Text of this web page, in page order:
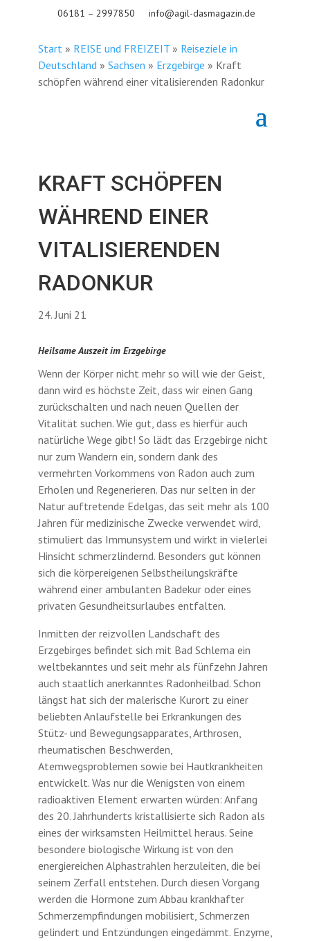
06181 – 2997850 info@agil-dasmagazin.de
Start» REISE und FREIZEIT» Reiseziele in
Deutschland» Sachsen » Erzgebirge » Kraft
schöpfen während einer vitalisierenden Radonkur
KRAFT SCHÖPFEN
WÄHREND EINER
VITALISIERENDEN
RADONKUR
24. Juni 21
Heilsame Auszeit im Erzgebirge
Wenn der Körper nicht mehr so will wie der Geist,
dann wird es höchste Zeit, dass wir einen Gang
zurückschalten und nach neuen Quellen der
Vitalität suchen. Wie gut, dass es hierfür auch
natürliche Wege gibt! So lädt das Erzgebirge nicht
nur zum Wandern ein, sondern dank des
vermehrten Vorkommens von Radon auch zum
Erholen und Regenerieren. Das nur selten in der
Natur auftretende Edelgas, das seit mehr als 100
Jahren für medizinische Zwecke verwendet wird,
stimuliert das Immunsystem und wirkt in vielerlei
Hinsicht schmerzlindernd. Besonders gut können
sich die körpereigenen Selbstheilungskräfte
während einer ambulanten Badekur oder eines
privaten Gesundheitsurlaubes entfalten.
Inmitten der reizvollen Landschaft des
Erzgebirges befindet sich mit Bad Schlema ein
weltbekanntes und seit mehr als fünfzehn Jahren
auch staatlich anerkanntes Radonheilbad. Schon
längst hat sich der malerische Kurort zu einer
beliebten Anlaufstelle bei Erkrankungen des
Stütz- und Bewegungsapparates, Arthrosen,
rheumatischen Beschwerden,
Atemwegsproblemen sowie bei Hautkrankheiten
entwickelt. Was nur die Wenigsten von einem
radioaktiven Element erwarten würden: Anfang
des 20. Jahrhunderts kristallisierte sich Radon als
eines der wirksamsten Heilmittel heraus. Seine
besondere biologische Wirkung ist von den
energiereichen Alphastrahlen herzuleiten, die bei
seinem Zerfall entstehen. Durch diesen Vorgang
werden die Hormone zum Abbau krankhafter
Schmerzempfindungen mobilisiert, Schmerzen
gelindert und Entzündungen eingedämmt. Enzyme,